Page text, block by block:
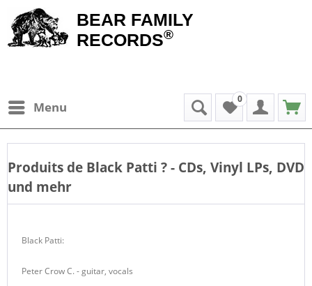
BEAR FAMILY
RECORDS®
Menu
0
Produits de Black Patti ? - CDs, Vinyl LPs, DVD
und mehr
Black Patti:
Peter Crow C. - guitar, vocals